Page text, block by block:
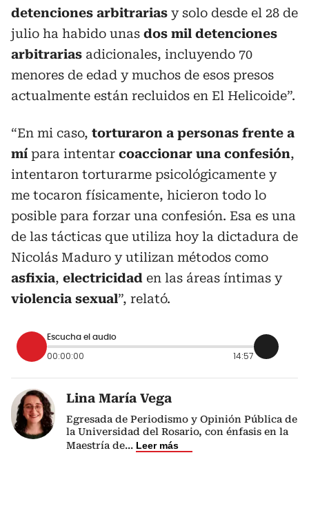
detenciones arbitrarias y solo desde el 28 de
julio ha habido unas dos mil detenciones
arbitrarias adicionales, incluyendo 70
menores de edad y muchos de esos presos
actualmente están recluidos en El Helicoide”.
“En mi caso, torturaron a personas frente a
mí para intentar coaccionar una confesión,
intentaron torturarme psicológicamente y
me tocaron físicamente, hicieron todo lo
posible para forzar una confesión. Esa es una
de las tácticas que utiliza hoy la dictadura de
Nicolás Maduro y utilizan métodos como
asfixia, electricidad en las áreas íntimas y
violencia sexual”, relató.
Escucha el audio
00:00:00 14:57
Lina María Vega
Egresada de Periodismo y Opinión Pública de
la Universidad del Rosario, con énfasis en la
Maestría de... Leer más